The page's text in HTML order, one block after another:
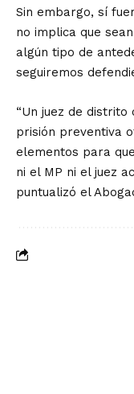
Sin embargo, sí
no implica que
algún tipo de
seguiremos
“Un juez de distrito
prisión preventiva
elementos para
ni el MP ni el juez
puntualizó el